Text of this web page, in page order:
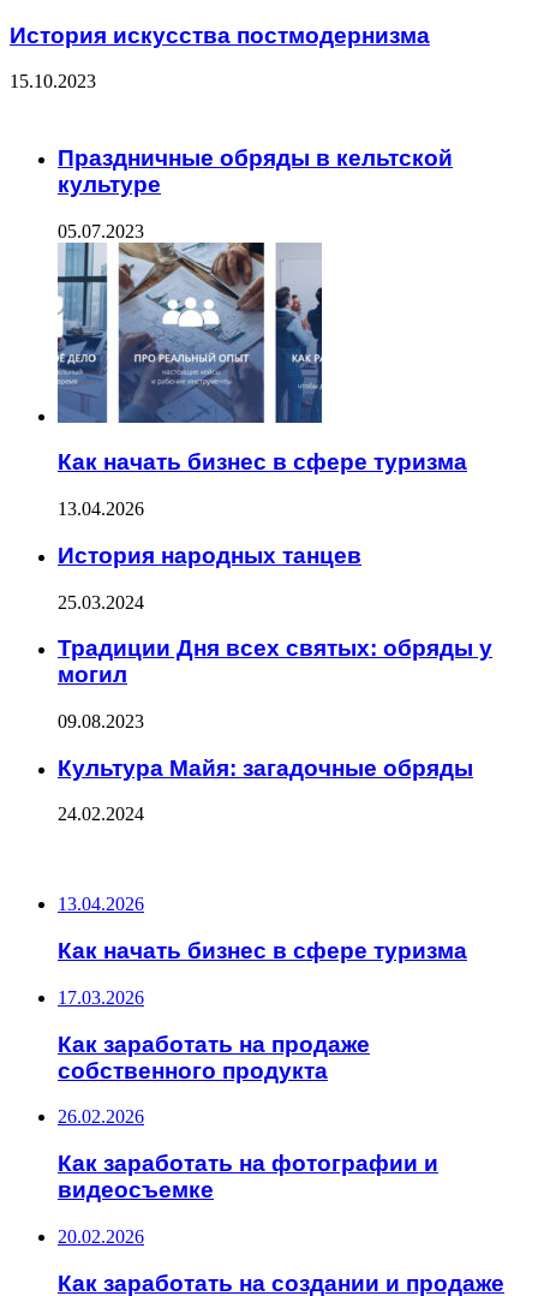
История искусства постмодернизма
15.10.2023
Праздничные обряды в кельтской
культуре
05.07.2023
Как начать бизнес в сфере туризма
13.04.2026
История народных танцев
25.03.2024
Традиции Дня всех святых: обряды у
могил
09.08.2023
Культура Майя: загадочные обряды
24.02.2024
13.04.2026
Как начать бизнес в сфере туризма
17.03.2026
Как заработать на продаже
собственного продукта
26.02.2026
Как заработать на фотографии и
видеосъемке
20.02.2026
Как заработать на создании и продаже